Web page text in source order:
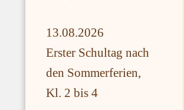
13.08.2026
Erster Schultag nach
den Sommerferien,
Kl. 2 bis 4